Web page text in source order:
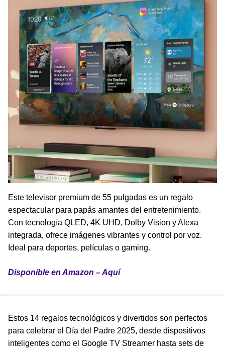
Este televisor premium de 55 pulgadas es un regalo
espectacular para papás amantes del entretenimiento.
Con tecnología QLED, 4K UHD, Dolby Vision y Alexa
integrada, ofrece imágenes vibrantes y control por voz.
Ideal para deportes, películas o gaming.
Disponible en Amazon – Aquí
Estos 14 regalos tecnológicos y divertidos son perfectos
para celebrar el Día del Padre 2025, desde dispositivos
inteligentes como el Google TV Streamer hasta sets de